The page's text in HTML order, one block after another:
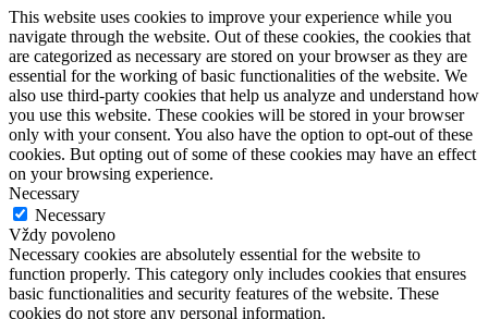
This website uses cookies to improve your experience while you
navigate through the website. Out of these cookies, the cookies that
are categorized as necessary are stored on your browser as they are
essential for the working of basic functionalities of the website. We
also use third-party cookies that help us analyze and understand how
you use this website. These cookies will be stored in your browser
only with your consent. You also have the option to opt-out of these
cookies. But opting out of some of these cookies may have an effect
on your browsing experience.
Necessary
Necessary
Vždy povoleno
Necessary cookies are absolutely essential for the website to
function properly. This category only includes cookies that ensures
basic functionalities and security features of the website. These
cookies do not store any personal information.